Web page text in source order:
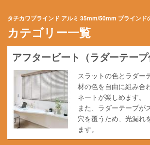
タチカワブラインド アルミ 35mm/50mm ブラインド
カテゴリー一覧
アフタービート（ラダーテープ
スラットの色とラダー
材の色を自由に組み合
ネートが楽しめます。
また、ラダーテープが
穴を覆うため、光漏れ
ます。